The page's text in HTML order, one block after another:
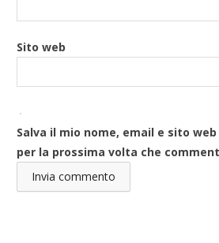
Sito web
Salva il mio nome, email e sito
per la prossima volta che